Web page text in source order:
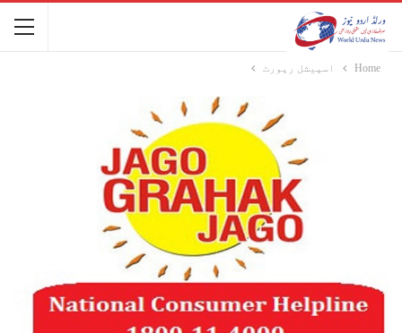
Home اسپیشل رپورٹ